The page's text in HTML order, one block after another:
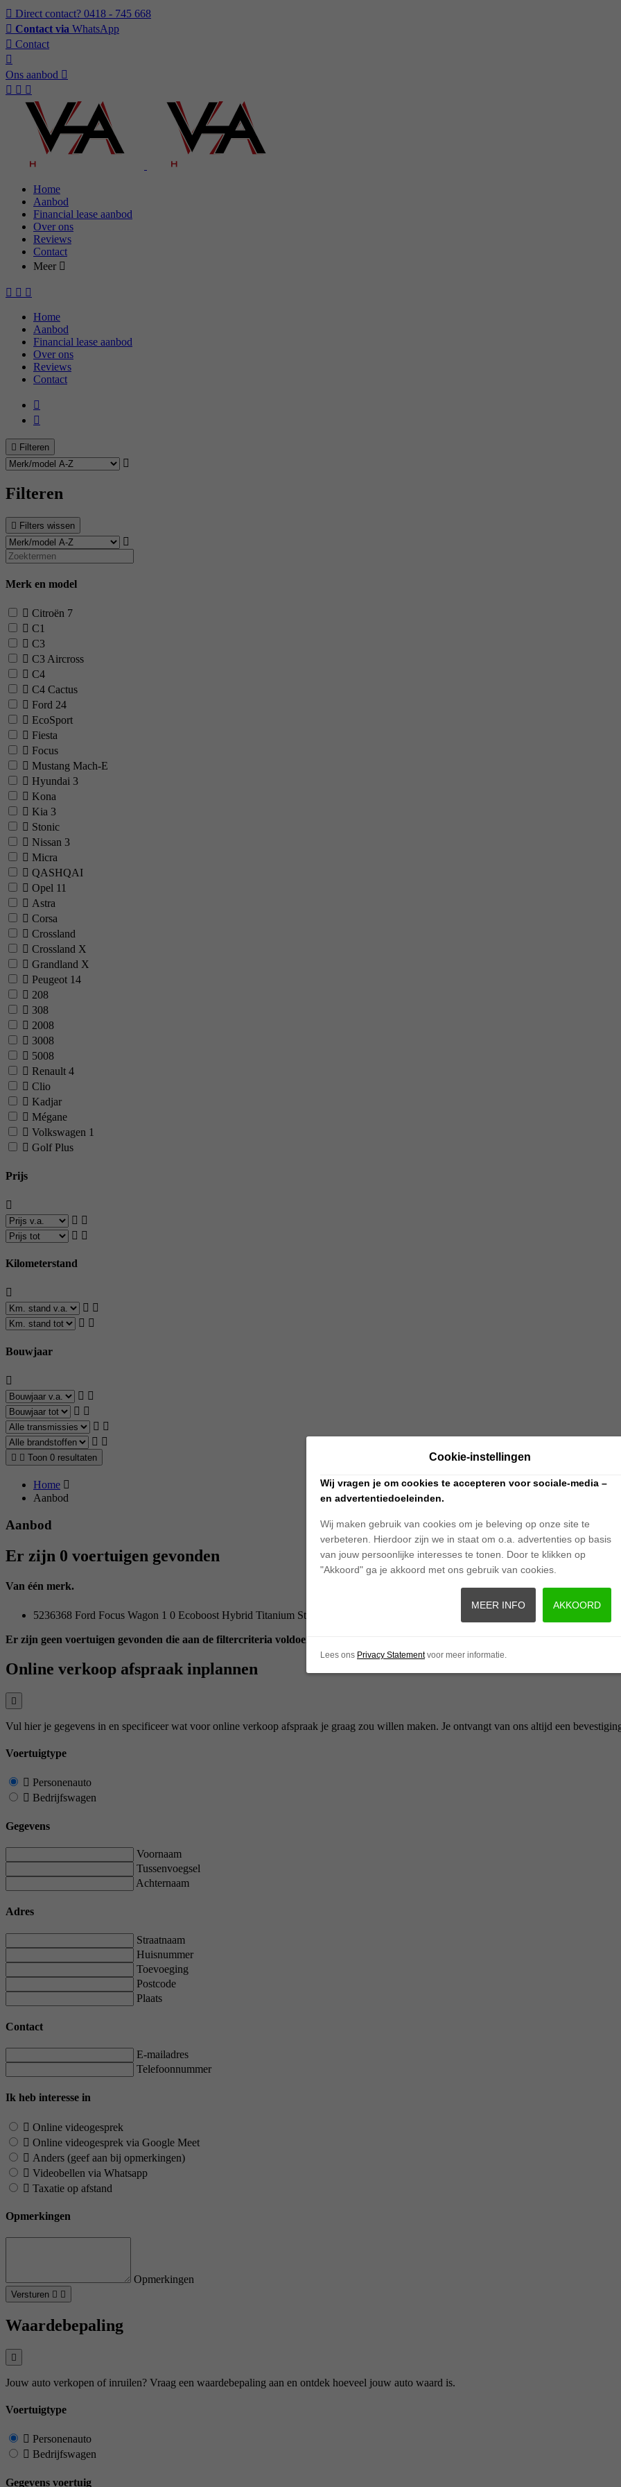
Direct contact? 0418 - 745 668
Contact via WhatsApp
Contact
Ons aanbod
Home
Aanbod
Financial lease aanbod
Over ons
Reviews
Contact
Meer
Home
Aanbod
Financial lease aanbod
Over ons
Reviews
Contact
Filteren
Filteren
Filters wissen
Merk en model
Citroën 7
C1
C3
C3 Aircross
C4
C4 Cactus
Ford 24
EcoSport
Fiesta
Focus
Mustang Mach-E
Hyundai 3
Kona
Kia 3
Stonic
Nissan 3
Micra
QASHQAI
Opel 11
Astra
Corsa
Crossland
Crossland X
Grandland X
Peugeot 14
208
308
2008
3008
5008
Renault 4
Clio
Kadjar
Mégane
Volkswagen 1
Golf Plus
Prijs
Kilometerstand
Bouwjaar
Toon 0 resultaten
Home
Aanbod
Aanbod
Er zijn 0 voertuigen gevonden
Van één merk.
5236368 Ford Focus Wagon 1 0 Ecoboost Hybrid Titanium Style Stoelverw
Er zijn geen voertuigen gevonden die aan de filtercriteria voldoen.
Online verkoop afspraak inplannen
Vul hier je gegevens in en specificeer wat voor online verkoop afspraak je graag zou willen maken. Je ontvangt van ons altijd een
Voertuigtype
Personenauto
Bedrijfswagen
Gegevens
Voornaam
Tussenvoegsel
Achternaam
Adres
Straatnaam
Huisnummer
Toevoeging
Postcode
Plaats
Contact
E-mailadres
Telefoonnummer
Ik heb interesse in
Online videogesprek
Online videogesprek via Google Meet
Anders (geef aan bij opmerkingen)
Videobellen via Whatsapp
Taxatie op afstand
Opmerkingen
Opmerkingen
Versturen
Waardebepaling
Jouw auto verkopen of inruilen? Vraag een waardebepaling aan en ontdek hoeveel jouw auto waard is.
Voertuigtype
Personenauto
Bedrijfswagen
Gegevens voertuig
Cookie-instellingen
Wij vragen je om cookies te accepteren voor sociale-media –
en advertentiedoeleinden.
Wij maken gebruik van cookies om je beleving op onze site te
verbeteren. Hierdoor zijn we in staat om o.a. advertenties op basis
van jouw persoonlijke interesses te tonen. Door te klikken op
"Akkoord" ga je akkoord met ons gebruik van cookies.
AKKOORD
MEER INFO
Lees ons Privacy Statementvoor meer informatie.